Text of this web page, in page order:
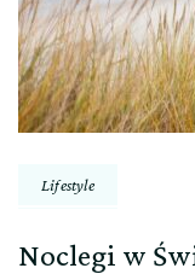
Lifestyle
Noclegi w